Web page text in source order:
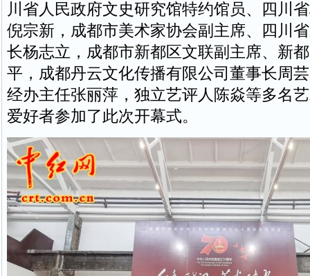
川省人民政府文史研究馆特约馆员、四川
倪宗新，成都市美术家协会副主席、四川
长杨志立，成都市新都区文联副主席、新
平，成都丹云文化传播有限公司董事长周
经办主任张丽萍，独立艺评人陈焱等多名
爱好者参加了此次开幕式。